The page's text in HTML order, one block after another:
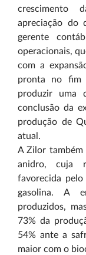
crescimento
apreciação do
gerente
operacionais,
com a
pronta no fim
produzir uma
conclusão da
produção de
atual.
A Zilor também
anidro, cuja
favorecida
gasolina. A
produzidos,
73% da
54% ante a
maior com o